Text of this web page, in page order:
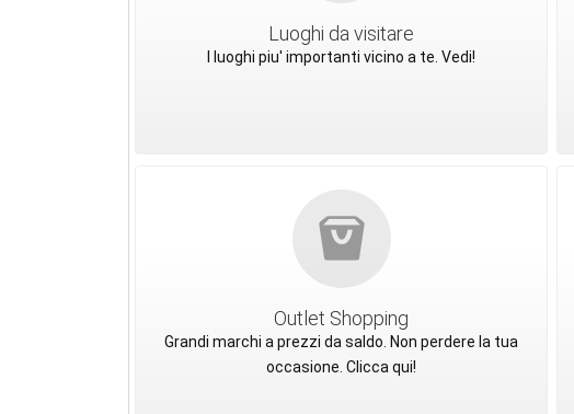
Luoghi da visitare
I luoghi piu' importanti vicino a te. Vedi!
Outlet Shopping
Grandi marchi a prezzi da saldo. Non perdere la tua
occasione. Clicca qui!